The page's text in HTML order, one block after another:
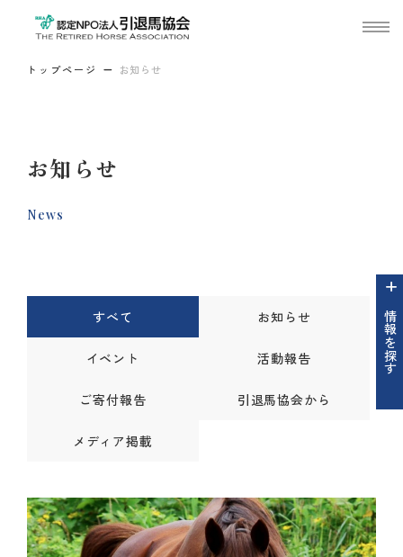
トップページ お知らせ
お知らせ
News
情報を探す
すべて お知らせ
イベント 活動報告
ご寄付報告 引退馬協会から
メディア掲載